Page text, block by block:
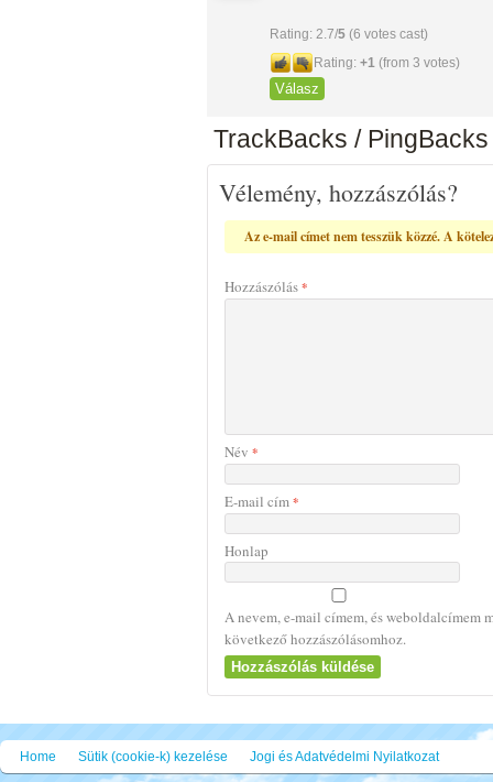
Rating: 2.7/5 (6 votes cast)
Rating: +1 (from 3 votes)
Válasz
TrackBacks / PingBacks
Vélemény, hozzászólás?
Az e-mail címet nem tesszük közzé.A
Hozzászólás*
Név *
E-mail cím*
Honlap
A nevem, e-mail címem, és weboldalcímem
következő hozzászólásomhoz.
Home Sütik (cookie-k) kezelése Jogi és Adatvédelmi Nyilatkozat